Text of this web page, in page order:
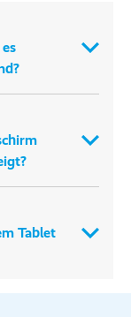
Tablet